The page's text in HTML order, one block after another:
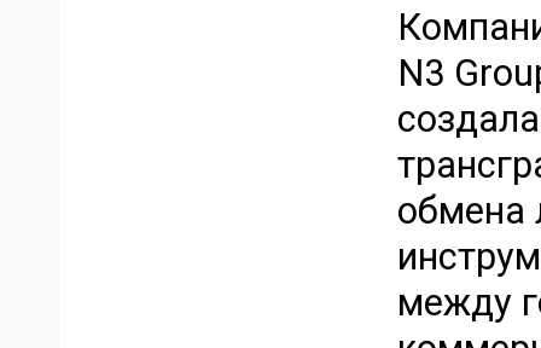
N3
обмена
между